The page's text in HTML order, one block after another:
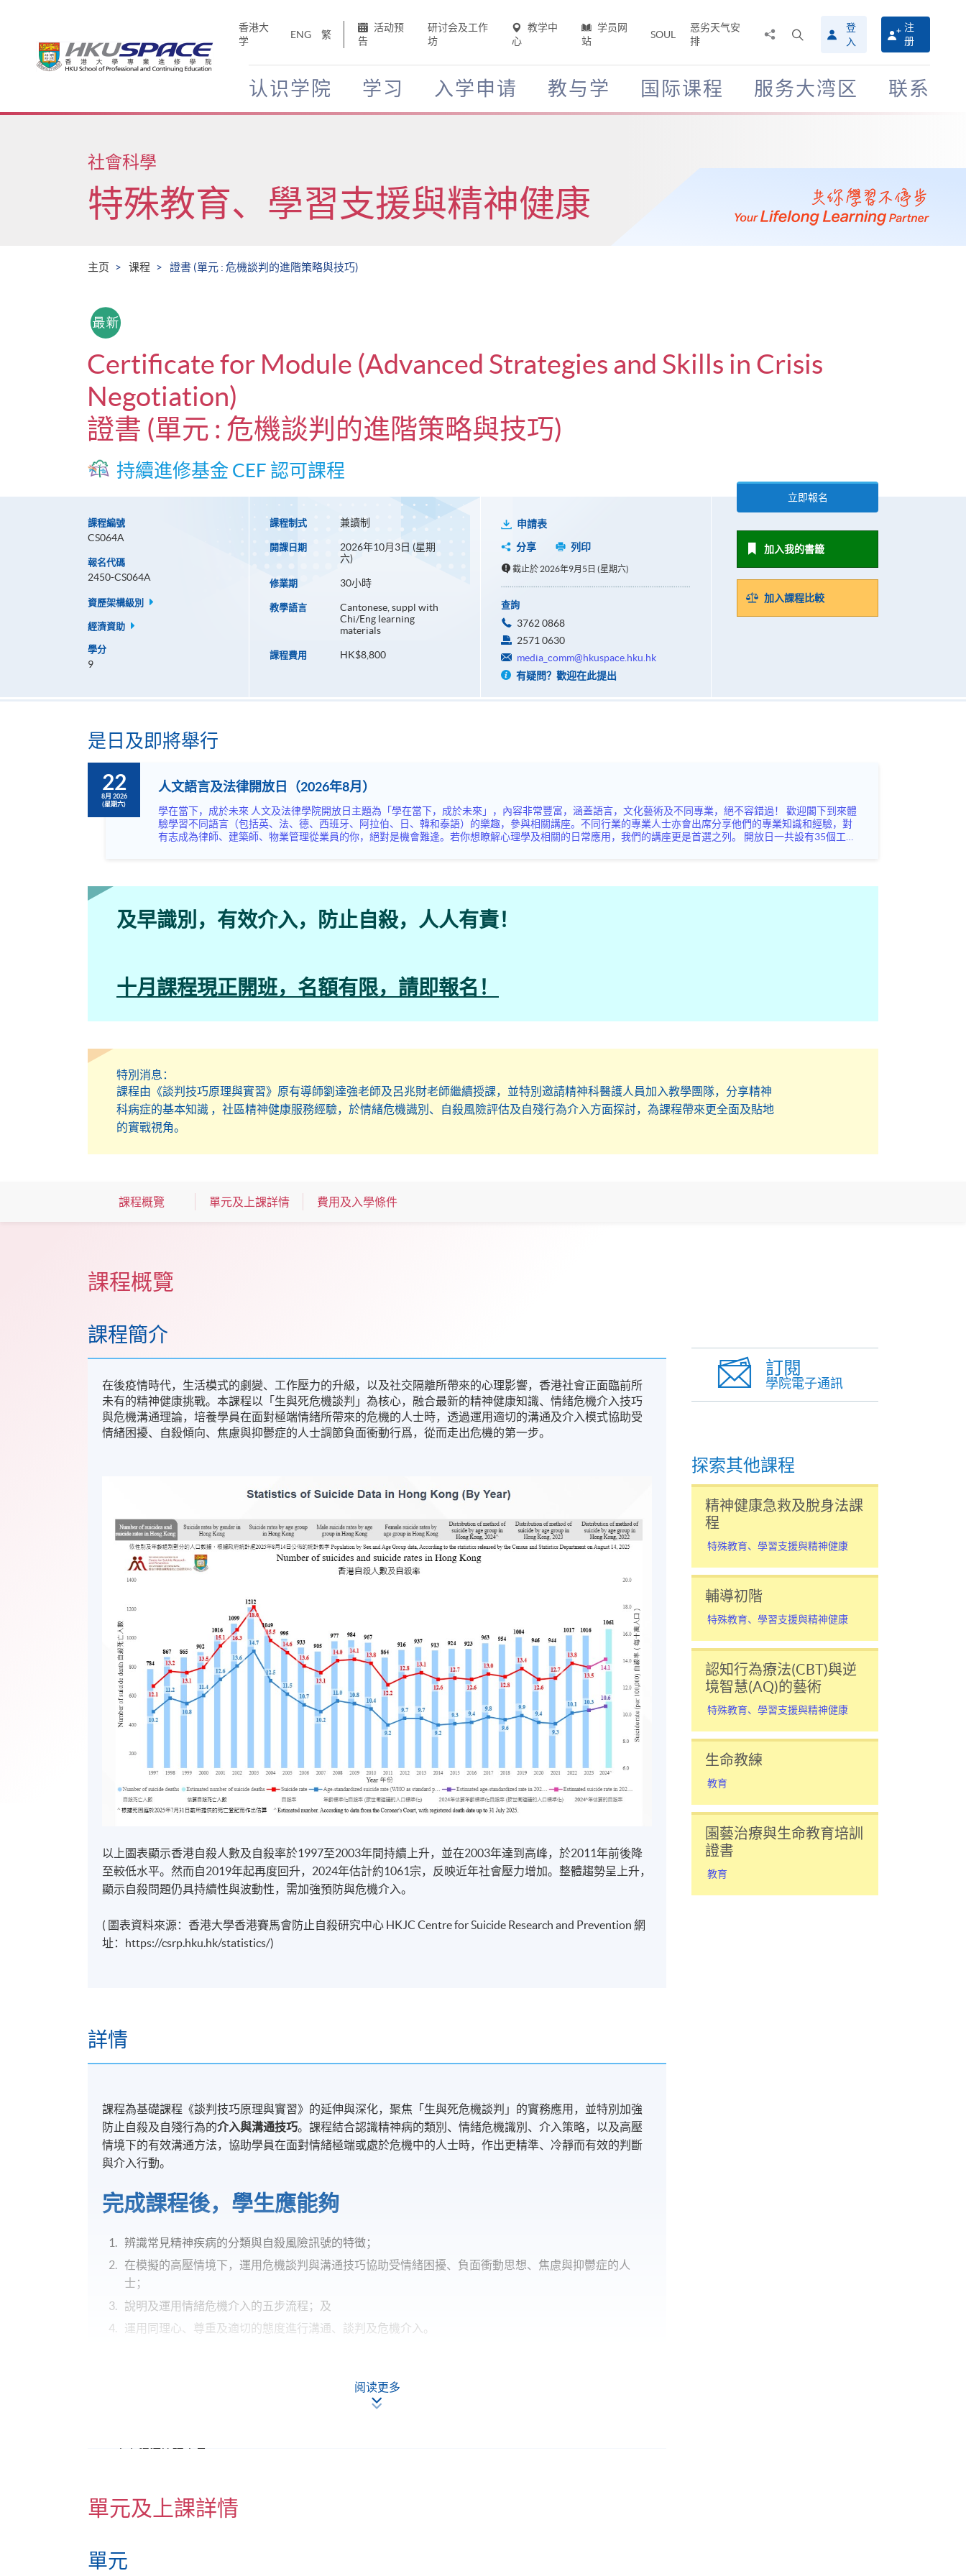
香港大
学
ENG 繁
活动预
告
研讨会及工作
坊
教学中
心
学员网
站
SOUL
恶劣天气安
排
搜
寻
介
面
登
入
注
册
认识学院 学习 入学申请 教与学 国际课程 服务大湾区 联系
Main
社會科學
特殊教育、學習支援與精神健康
主页 课程 證書 (單元 : 危機談判的進階策略與技巧)
Certificate for Module (Advanced Strategies and Skills in Crisis
Negotiation)
證書 (單元 : 危機談判的進階策略與技巧)
持續進修基金 CEF 認可課程
課程編號
CS064A
報名代碼
2450-CS064A
資歷架構級別
經濟資助
學分
9
課程制式 兼讀制
開課日期
2026年10月3日 (星期
六)
修業期 30小時
教學語言
Cantonese, suppl with
Chi/Eng learning
materials
課程費用 HK$8,800
申請表
分享
列印
截止於 2026年9月5日 (星期六)
查詢
3762 0868
2571 0630
media_comm@hkuspace.hku.hk
有疑問？歡迎在此提出
立即報名
加入我的書籤
加入課程比較
是日及即將舉行
22
8月 2026
(星期六)
人文語言及法律開放日（2026年8月）
學在當下，成於未來 人文及法律學院開放日主題為「學在當下，成於未來」，內容非常豐富，涵蓋語言，文化藝術及不同專業，絕不容錯過！ 歡迎閣下到來體
驗學習不同語言（包括英、法、德、西班牙、阿拉伯、日、韓和泰語）的樂趣，參與相關講座。不同行業的專業人士亦會出席分享他們的專業知識和經驗，對
有志成為律師、建築師、物業管理從業員的你，絕對是機會難逢。若你想瞭解心理學及相關的日常應用，我們的講座更是首選之列。 開放日一共設有35個工作
及早識別，有效介入，防止自殺，人人有責！
十月課程現正開班，名額有限，請即報名！
特別消息：
課程由《談判技巧原理與實習》原有導師劉達強老師及呂兆財老師繼續授課，並特別邀請精神科醫護人員加入教學團隊，分享精神
科病症的基本知識 ，社區精神健康服務經驗，於情緒危機識別、自殺風險評估及自殘行為介入方面探討，為課程帶來更全面及貼地
的實戰視角。
課程概覽 單元及上課詳情 費用及入學條件
課程概覽
課程簡介
在後疫情時代，生活模式的劇變、工作壓力的升級，以及社交隔離所帶來的心理影響，香港社會正面臨前所
未有的精神健康挑戰。本課程以「生與死危機談判」為核心，融合最新的精神健康知識、情緒危機介入技巧
與危機溝通理論，培養學員在面對極端情緒所帶來的危機的人士時，透過運用適切的溝通及介入模式協助受
情緒困擾、自殺傾向、焦慮與抑鬱症的人士調節負面衝動行爲，從而走出危機的第一步。
以上圖表顯示香港自殺人數及自殺率於1997至2003年間持續上升，並在2003年達到高峰，於2011年前後降
至較低水平。然而自2019年起再度回升，2024年估計約1061宗，反映近年社會壓力增加。整體趨勢呈上升，
顯示自殺問題仍具持續性與波動性，需加強預防與危機介入。
( 圖表資料來源：香港大學香港賽馬會防止自殺研究中心 HKJC Centre for Suicide Research and Prevention 網
址：https://csrp.hku.hk/statistics/)
詳情
課程為基礎課程《談判技巧原理與實習》的延伸與深化，聚焦「生與死危機談判」的實務應用，並特別加強
防止自殺及自殘行為的介入與溝通技巧。課程結合認識精神病的類別、情緒危機識別、介入策略，以及高壓
情境下的有效溝通方法，協助學員在面對情緒極端或處於危機中的人士時，作出更精準、冷靜而有效的判斷
與介入行動。
完成課程後，學生應能夠
辨識常見精神疾病的分類與自殺風險訊號的特徵；
在模擬的高壓情境下，運用危機談判與溝通技巧協助受情緒困擾、負面衝動思想、焦慮與抑鬱症的人
士；
說明及運用情緒危機介入的五步流程；及
運用同理心、尊重及適切的態度進行溝通、談判及危機介入。
人力資源管理人員
紀律部隊成員
有志以談判技巧以拯救生命的各界社會人士
阅读更多
單元及上課詳情
單元
訂閱
學院電子通訊
探索其他課程
精神健康急救及脫身法課
程
特殊教育、學習支援與精神健康
輔導初階
特殊教育、學習支援與精神健康
認知行為療法(CBT)與逆
境智慧(AQ)的藝術
特殊教育、學習支援與精神健康
生命教練
教育
園藝治療與生命教育培訓
證書
教育